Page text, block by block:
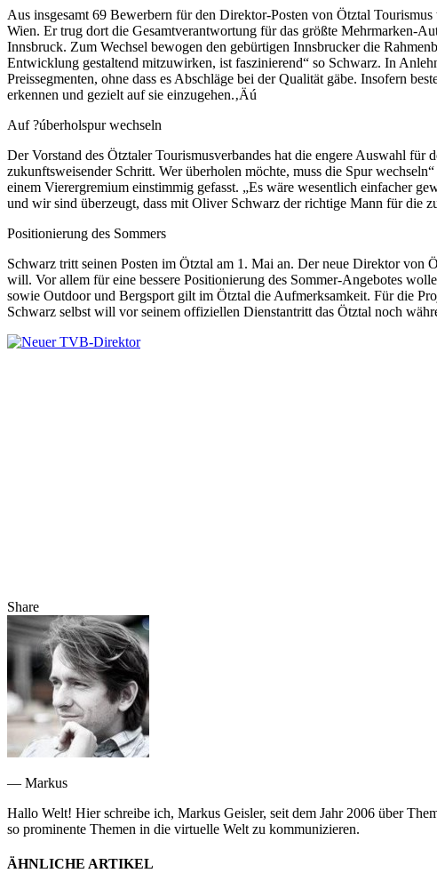
Aus insgesamt 69 Bewerbern für den Direktor-Posten von Ötztal
Wien. Er trug dort die Gesamtverantwortung für das größte Mehrmarken-
Innsbruck. Zum Wechsel bewogen den gebürtigen Innsbrucker die
Entwicklung gestaltend mitzuwirken, ist faszinierend“ so Schwarz. In
Preissegmenten, ohne dass es Abschläge bei der Qualität gäbe. Insofern
erkennen und gezielt auf sie einzugehen.‚Äú
Auf ?úberholspur wechseln
Der Vorstand des Ötztaler Tourismusverbandes hat die engere Auswahl
zukunftsweisender Schritt. Wer überholen möchte, muss die Spur
einem Vierergremium einstimmig gefasst. „Es wäre wesentlich einfacher
und wir sind überzeugt, dass mit Oliver Schwarz der richtige Mann für die
Positionierung des Sommers
Schwarz tritt seinen Posten im Ötztal am 1. Mai an. Der neue Direktor von
will. Vor allem für eine bessere Positionierung des Sommer-Angebotes
sowie Outdoor und Bergsport gilt im Ötztal die Aufmerksamkeit. Für die
Schwarz selbst will vor seinem offiziellen Dienstantritt das Ötztal noch
Share
— Markus
Hallo Welt! Hier schreibe ich, Markus Geisler, seit dem Jahr 2006 über
so prominente Themen in die virtuelle Welt zu kommunizieren.
ÄHNLICHE ARTIKEL